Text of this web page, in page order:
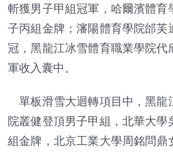
斬獲男子甲組冠軍，哈爾濱體育
子丙組金牌；瀋陽體育學院邰芙
冠，黑龍江冰雪體育職業學院代
軍收入囊中。
單板滑雪大迴轉項目中，黑龍
院叢健登頂男子甲組，北華大學
組金牌，北京工業大學周銘問鼎